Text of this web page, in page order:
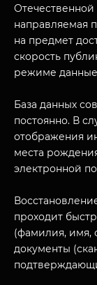
направляемая
на предмет
скорость
режиме
База данных
постоянно. В
отображения
места
электронной
проходит
(фамилия, имя,
документы